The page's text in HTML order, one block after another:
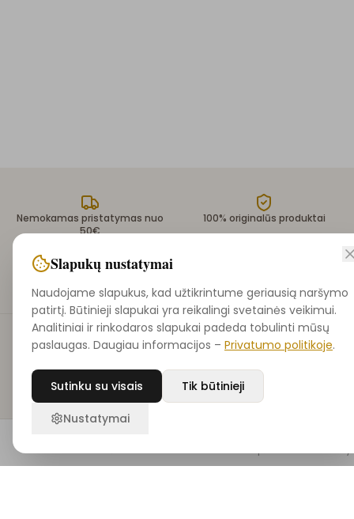
Nemokamas pristatymas nuo
50€
100% originalūs produktai
Prenumeruok naujienlaiškį
Gauk ekspertų grožio patarimus, naujienas ir išskirtines
Pradžia Ieškoti Noriu Krepšelis
Slapukų nustatymai
Naudojame slapukus, kad užtikrintume geriausią naršymo
patirtį. Būtinieji slapukai yra reikalingi svetainės veikimui.
Analitiniai ir rinkodaros slapukai padeda tobulinti mūsų
paslaugas. Daugiau informacijos – Privatumo politikoje.
Sutinku su visais Tik būtinieji
Nustatymai